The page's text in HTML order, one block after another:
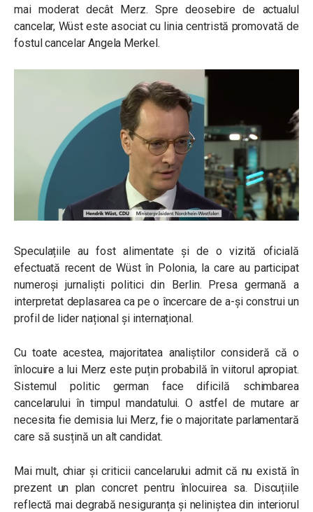
mai moderat decât Merz. Spre deosebire de actualul
cancelar, Wüst este asociat cu linia centristă promovată de
fostul cancelar Angela Merkel.
Speculațiile au fost alimentate și de o vizită oficială
efectuată recent de Wüst în Polonia, la care au participat
numeroși jurnaliști politici din Berlin. Presa germană a
interpretat deplasarea ca pe o încercare de a-și construi un
profil de lider național și internațional.
Cu toate acestea, majoritatea analiștilor consideră că o
înlocuire a lui Merz este puțin probabilă în viitorul apropiat.
Sistemul politic german face dificilă schimbarea
cancelarului în timpul mandatului. O astfel de mutare ar
necesita fie demisia lui Merz, fie o majoritate parlamentară
care să susțină un alt candidat.
Mai mult, chiar și criticii cancelarului admit că nu există în
prezent un plan concret pentru înlocuirea sa. Discuțiile
reflectă mai degrabă nesiguranța și neliniștea din interiorul